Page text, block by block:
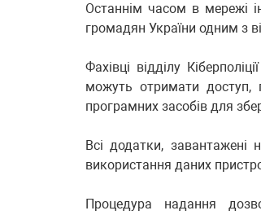
Останнім часом в мережі
громадян України одним з
Фахівці відділу
можуть отримати доступ,
програмних засобів для
Всі додатки,
використання даних
Процедура надання